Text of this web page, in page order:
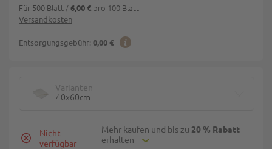
Versandkosten
Entsorgungsgebühr: 0,00 €
Für 500 Blatt /6,00 € pro 100 Blatt
Varianten
40x60cm
Mehr kaufen und bis zu 20 % Rabatt
erhalten
Nicht
verfügbar